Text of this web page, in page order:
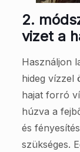
2.
vizet a
Használjon
hideg vízzel
hajat forró
húzva a
és
szükséges.